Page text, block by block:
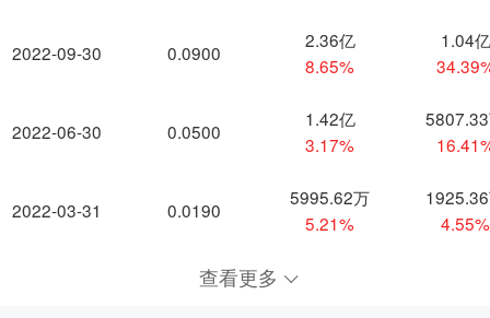
2022-09-30
2022-06-30
2022-03-31
0.0900
2.36亿
8.65%
1.04亿
0.0500
1.42亿
3.17%
0.0190
5995.62万
5.21%
4.55%
查看更多